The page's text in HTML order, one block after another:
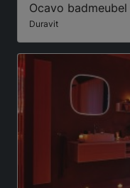
Ocavo
Duravit